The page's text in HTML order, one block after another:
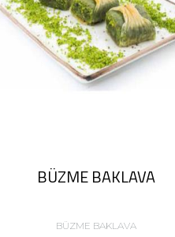
BÜZME BAKLAVA
BÜZME BAKLAVA